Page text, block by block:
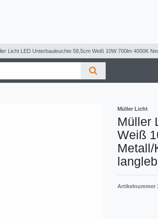
Licht LED Unterbauleuchte 58,5cm Weiß 10W 700lm 4000K
Müller Licht
Müller
Weiß
Metall/
Artikelnummer